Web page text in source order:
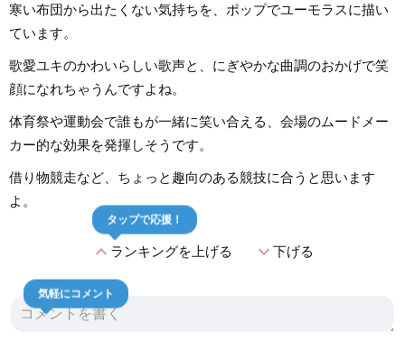
寒い布団から出たくない気持ちを、ポップでユーモラスに描い
ています。
歌愛ユキのかわいらしい歌声と、にぎやかな曲調のおかげで笑
顔になれちゃうんですよね。
体育祭や運動会で誰もが一緒に笑い合える、会場のムードメー
カー的な効果を発揮しそうです。
借り物競走など、ちょっと趣向のある競技に合うと思います
よ。
expand_lessランキングを上げる
タップで応援！
expand_more下げる
気軽にコメント